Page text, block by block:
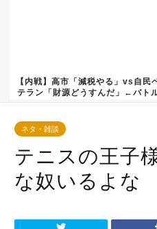
【内戦】高市「減税やる」vs自民
テラン「財源どうすんだ」←バト
ネタ・雑談
テニスの王子
な奴いるよな